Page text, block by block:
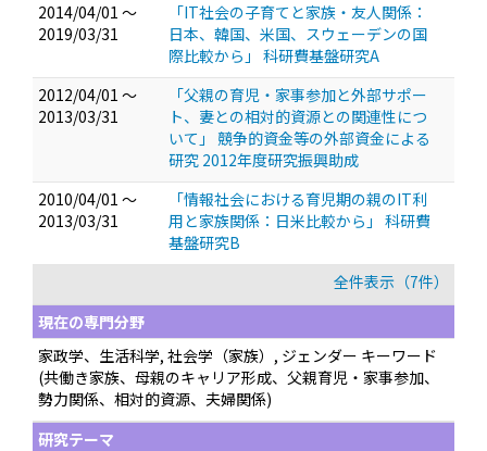
2014/04/01 ～
2019/03/31
「IT社会の子育てと家族・友人関係：
日本、韓国、米国、スウェーデンの国
際比較から」 科研費基盤研究A
2012/04/01 ～
2013/03/31
「父親の育児・家事参加と外部サポー
ト、妻との相対的資源との関連性につ
いて」 競争的資金等の外部資金による
研究 2012年度研究振興助成
2010/04/01 ～
2013/03/31
「情報社会における育児期の親のIT利
用と家族関係：日米比較から」 科研費
基盤研究B
全件表示（7件）
現在の専門分野
家政学、生活科学, 社会学（家族）, ジェンダー キーワード
(共働き家族、母親のキャリア形成、父親育児・家事参加、
勢力関係、相対的資源、夫婦関係)
研究テーマ